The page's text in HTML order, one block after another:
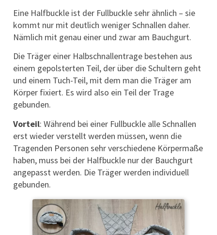
Eine Halfbuckle ist der Fullbuckle sehr ähnlich – sie
kommt nur mit deutlich weniger Schnallen daher.
Nämlich mit genau einer und zwar am Bauchgurt.
Die Träger einer Halbschnallentrage bestehen aus
einem gepolsterten Teil, der über die Schultern geht
und einem Tuch-Teil, mit dem man die Träger am
Körper fixiert. Es wird also ein Teil der Trage
gebunden.
Vorteil: Während bei einer Fullbuckle alle Schnallen
erst wieder verstellt werden müssen, wenn die
Tragenden Personen sehr verschiedene Körpermaße
haben, muss bei der Halfbuckle nur der Bauchgurt
angepasst werden. Die Träger werden individuell
gebunden.